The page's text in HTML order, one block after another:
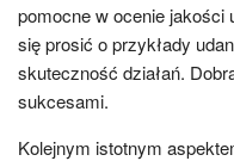
pomocne w ocenie jakości
się prosić o przykłady
skuteczność działań.
sukcesami.
Kolejnym istotnym